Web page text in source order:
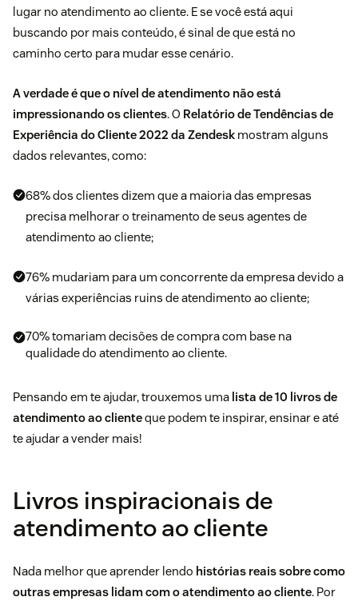
lugar no atendimento ao cliente. E se você está aqui
buscando por mais conteúdo, é sinal de que está no
caminho certo para mudar esse cenário.
A verdade é que o nível de atendimento não está
impressionando os clientes. O Relatório de Tendências de
Experiência do Cliente 2022 da Zendesk mostram alguns
dados relevantes, como:
68% dos clientes dizem que a maioria das empresas
precisa melhorar o treinamento de seus agentes de
atendimento ao cliente;
76% mudariam para um concorrente da empresa devido a
várias experiências ruins de atendimento ao cliente;
70% tomariam decisões de compra com base na
qualidade do atendimento ao cliente.
Pensando em te ajudar, trouxemos uma lista de 10 livros de
atendimento ao clienteque podem te inspirar, ensinar e até
te ajudar a vender mais!
Livros inspiracionais de
atendimento ao cliente
Nada melhor que aprender lendo histórias reais sobre como
outras empresas lidam com o atendimento ao cliente. Por